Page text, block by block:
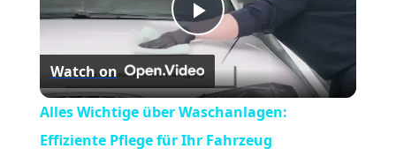
Play
Video
Watch on
Alles Wichtige über Waschanlagen:
Effiziente Pflege für Ihr Fahrzeug